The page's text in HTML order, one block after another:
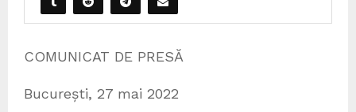
COMUNICAT DE PRESĂ
București, 27 mai 2022